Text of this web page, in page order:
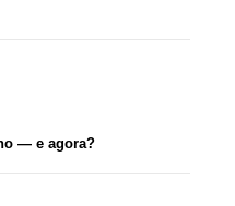
— e agora?